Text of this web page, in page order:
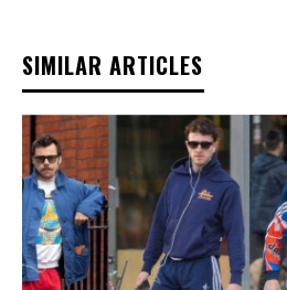
SIMILAR ARTICLES